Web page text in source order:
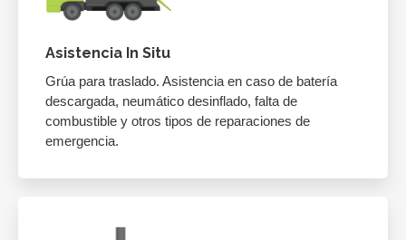
Asistencia In Situ
Grúa para traslado. Asistencia en caso de batería
descargada, neumático desinflado, falta de
combustible y otros tipos de reparaciones de
emergencia.